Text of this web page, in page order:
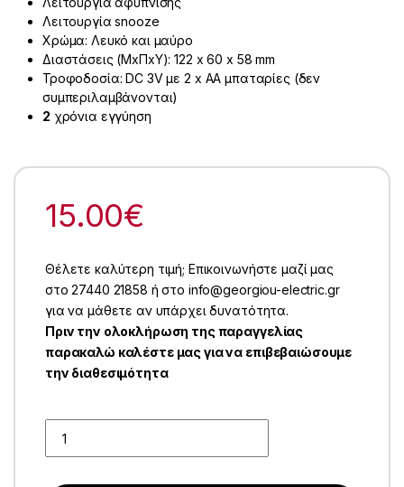
Λειτουργία snooze
Χρώμα: Λευκό και μαύρο
Διαστάσεις (ΜxΠxΥ): 122 x 60 x 58 mm
Τροφοδοσία: DC 3V με 2 x AA μπαταρίες (δεν
συμπεριλαμβάνονται)
2 χρόνια εγγύηση
15.00€
Θέλετε καλύτερη τιμή; Επικοινωνήστε μαζί μας
στο 27440 21858 ή στο info@georgiou-electric.gr
για να μάθετε αν υπάρχει δυνατότητα.
Πριν την ολοκλήρωση της παραγγελίας
παρακαλώ καλέστε μας για να επιβεβαιώσουμε
την διαθεσιμότητα